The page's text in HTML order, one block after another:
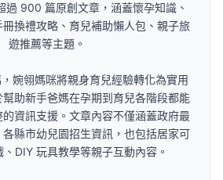
過 900 篇原創文章，涵蓋懷孕知識、
換禮攻略、育兒補助懶人包、親子旅
遊推薦等主題。
婉翎媽咪將親身育兒經驗轉化為實用
助新手爸媽在孕期到育兒各階段都能
資訊支援。文章內容不僅涵蓋政府最
縣市幼兒園招生資訊，也包括居家可
DIY 玩具教學等親子互動內容。